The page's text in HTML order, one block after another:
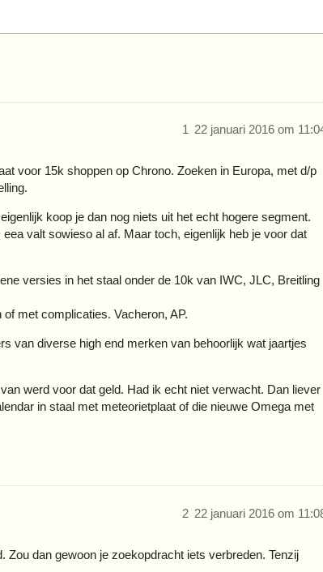
22 januari 2016 om
1
voor 15k shoppen op Chrono. Zoeken in Europa, met d/p
koop je dan nog niets uit het echt hogere segment.
valt sowieso al af. Maar toch, eigenlijk heb je voor dat
versies in het staal onder de 10k van IWC, JLC, Breitling
met complicaties. Vacheron, AP.
van diverse high end merken van behoorlijk wat jaartjes
werd voor dat geld. Had ik echt niet verwacht. Dan liever
in staal met meteorietplaat of die nieuwe Omega met
22 januari 2016 om
2
Zou dan gewoon je zoekopdracht iets verbreden. Tenzij